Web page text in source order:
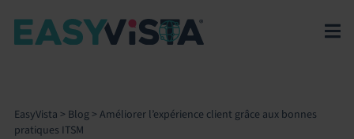
EasyVista > Blog> Améliorer l’expérience client grâce aux bonnes
pratiques ITSM